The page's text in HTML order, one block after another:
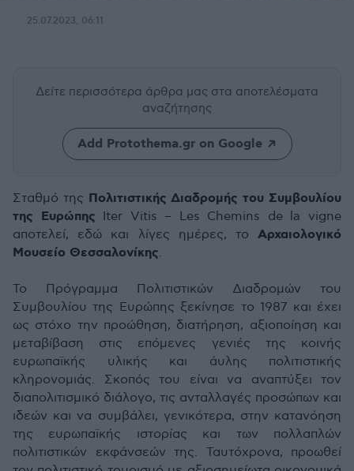
25.07.2023, 06:11
Δείτε περισσότερα άρθρα μας στα αποτελέσματα
αναζήτησης
Add Protothema.gr on Google
Σταθμό της Πολιτιστικής Διαδρομής του Συμβουλίου
της Ευρώπης Iter Vitis – Les Chemins de la vigne
αποτελεί, εδώ και λίγες ημέρες, το Αρχαιολογικό
Μουσείο Θεσσαλονίκης.
Το Πρόγραμμα Πολιτιστικών Διαδρομών του
Συμβουλίου της Ευρώπης ξεκίνησε το 1987 και έχει
ως στόχο την προώθηση, διατήρηση, αξιοποίηση και
μεταβίβαση στις επόμενες γενιές της κοινής
ευρωπαϊκής υλικής και άυλης πολιτιστικής
κληρονομιάς. Σκοπός του είναι να αναπτύξει τον
διαπολιτισμικό διάλογο, τις ανταλλαγές προσώπων και
ιδεών και να συμβάλει, γενικότερα, στην κατανόηση
της ευρωπαϊκής ιστορίας και των πολλαπλών
πολιτιστικών εκφάνσεών της. Ταυτόχρονα, προωθεί